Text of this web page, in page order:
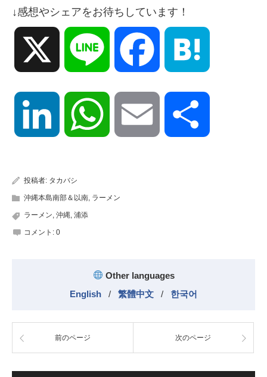
↓感想やシェアをお待ちしています！
Line Facebook
LinkedIn WhatsApp Email
投稿者: タカバシ
沖縄本島南部＆以南 ラーメン
ラーメン 沖縄 浦添
コメント: 0
Other languages
English
/ 繁體中文 / 한국어
前のページ 次のページ